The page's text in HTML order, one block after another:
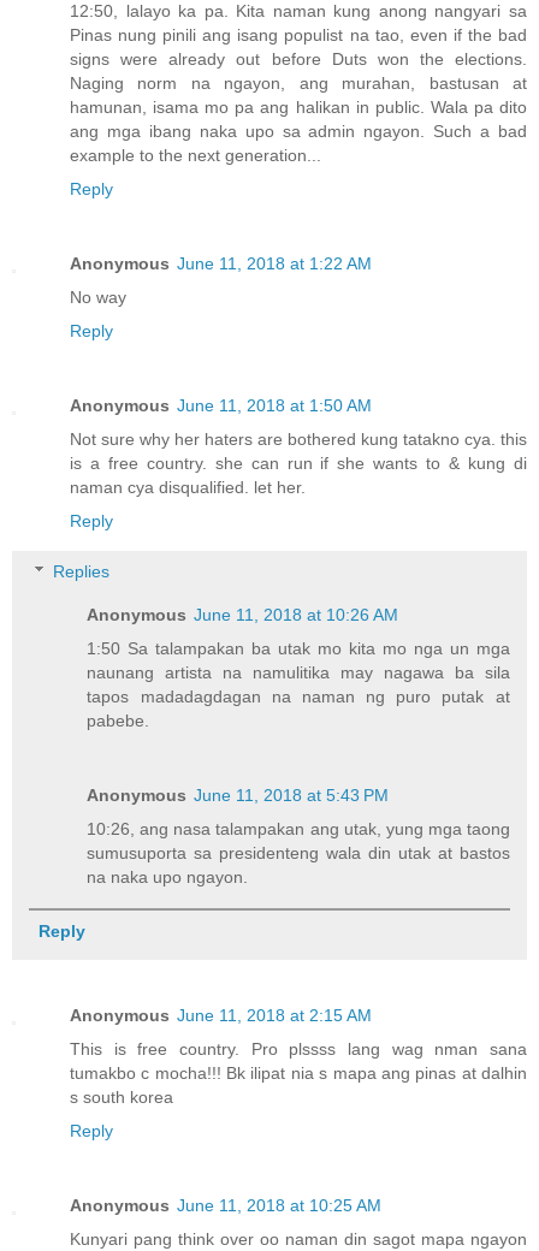
12:50, lalayo ka pa. Kita naman kung anong nangyari sa
Pinas nung pinili ang isang populist na tao, even if the bad
signs were already out before Duts won the elections.
Naging norm na ngayon, ang murahan, bastusan at
hamunan, isama mo pa ang halikan in public. Wala pa dito
ang mga ibang naka upo sa admin ngayon. Such a bad
example to the next generation...
Reply
Anonymous June 11, 2018 at 1:22 AM
No way
Reply
Anonymous June 11, 2018 at 1:50 AM
Not sure why her haters are bothered kung tatakno cya. this
is a free country. she can run if she wants to & kung di
naman cya disqualified. let her.
Reply
Replies
Anonymous June 11, 2018 at 10:26 AM
1:50 Sa talampakan ba utak mo kita mo nga un mga
naunang artista na namulitika may nagawa ba sila
tapos madadagdagan na naman ng puro putak at
pabebe.
Anonymous June 11, 2018 at 5:43 PM
10:26, ang nasa talampakan ang utak, yung mga taong
sumusuporta sa presidenteng wala din utak at bastos
na naka upo ngayon.
Reply
Anonymous June 11, 2018 at 2:15 AM
This is free country. Pro plssss lang wag nman sana
tumakbo c mocha!!! Bk ilipat nia s mapa ang pinas at dalhin
s south korea
Reply
Anonymous June 11, 2018 at 10:25 AM
Kunyari pang think over oo naman din sagot mapa ngayon